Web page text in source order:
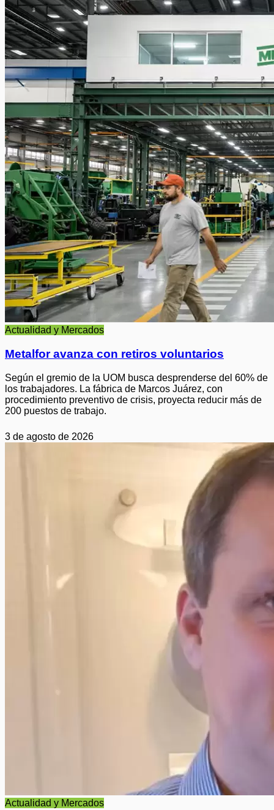
Actualidad y Mercados
Metalfor avanza con retiros voluntarios
Según el gremio de la UOM busca desprenderse del 60% de
los trabajadores. La fábrica de Marcos Juárez, con
procedimiento preventivo de crisis, proyecta reducir más de
200 puestos de trabajo.
3 de agosto de 2026
Actualidad y Mercados